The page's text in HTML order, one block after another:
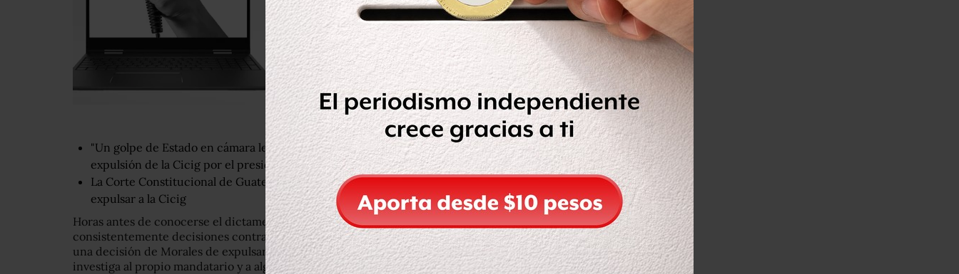
"Un golpe de Estado en cámara lenta": la crisis que vive Guatemala tras la
expulsión de la Cicig por el presidente Jimmy Morales
La Corte Constitucional de Guatemala suspende la decisión de Jimmy Morales de
expulsar a la Cicig
Horas antes de conocerse el dictamen del Supremo, la CC, que ha emitido
consistentemente decisiones contradiciendo a las del gobierno, había suspendido
una decisión de Morales de expulsar al organismo internacional anticorrupción que
investiga al propio mandatario y a alguno de sus familiares.